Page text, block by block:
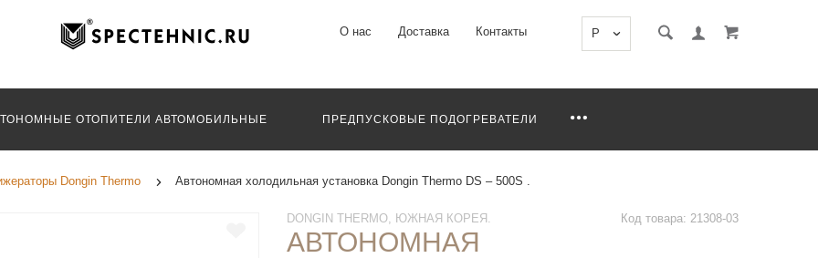
P
О нас Доставка Контакты
ОТОПИТЕЛИ АВТОМОБИЛЬНЫЕ ПРЕДПУСКОВЫЕ ПОДОГРЕВАТЕЛИ
Dongin Thermo Автономная холодильная установка Dongin Thermo DS – 500S .
Код товара: 21308-03
DONGIN THERMO, ЮЖНАЯ КОРЕЯ.
АВТОНОМНАЯ